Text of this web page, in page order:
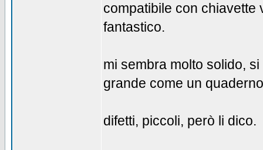
compatibile con chiavette
fantastico.
mi sembra molto solido,
grande come un
difetti, piccoli, però li dico.